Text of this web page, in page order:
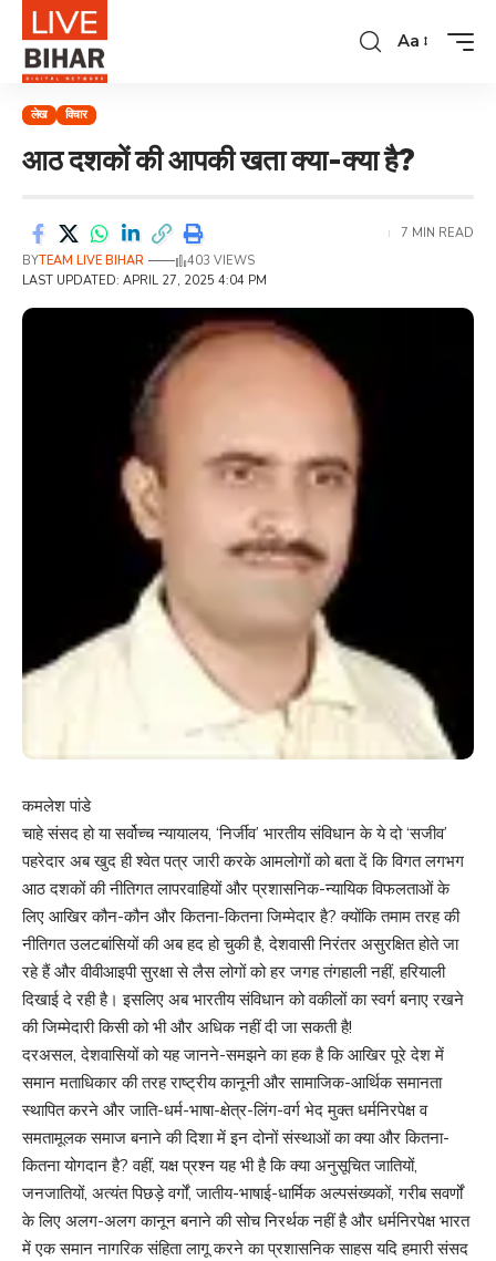
Aa
लेख विचार
आठ दशकों की आपकी खता क्या-क्या है?
LAST UPDATED: APRIL 27, 2025 4:04 PM
BYTEAM LIVE BIHAR 403 VIEWS
7 MIN READ
कमलेश पांडे
चाहे संसद हो या सर्वोच्च न्यायालय, ‘निर्जीव’ भारतीय संविधान के ये दो ‘सजीव’
पहरेदार अब खुद ही श्वेत पत्र जारी करके आमलोगों को बता दें कि विगत लगभग
आठ दशकों की नीतिगत लापरवाहियों और प्रशासनिक-न्यायिक विफलताओं के
लिए आखिर कौन-कौन और कितना-कितना जिम्मेदार है? क्योंकि तमाम तरह की
नीतिगत उलटबांसियों की अब हद हो चुकी है, देशवासी निरंतर असुरक्षित होते जा
रहे हैं और वीवीआइपी सुरक्षा से लैस लोगों को हर जगह तंगहाली नहीं, हरियाली
दिखाई दे रही है। इसलिए अब भारतीय संविधान को वकीलों का स्वर्ग बनाए रखने
की जिम्मेदारी किसी को भी और अधिक नहीं दी जा सकती है!
दरअसल, देशवासियों को यह जानने-समझने का हक है कि आखिर पूरे देश में
समान मताधिकार की तरह राष्ट्रीय कानूनी और सामाजिक-आर्थिक समानता
स्थापित करने और जाति-धर्म-भाषा-क्षेत्र-लिंग-वर्ग भेद मुक्त धर्मनिरपेक्ष व
समतामूलक समाज बनाने की दिशा में इन दोनों संस्थाओं का क्या और कितना-
कितना योगदान है? वहीं, यक्ष प्रश्न यह भी है कि क्या अनुसूचित जातियों,
जनजातियों, अत्यंत पिछड़े वर्गों, जातीय-भाषाई-धार्मिक अल्पसंख्यकों, गरीब सवर्णों
के लिए अलग-अलग कानून बनाने की सोच निरर्थक नहीं है और धर्मनिरपेक्ष भारत
में एक समान नागरिक संहिता लागू करने का प्रशासनिक साहस यदि हमारी संसद